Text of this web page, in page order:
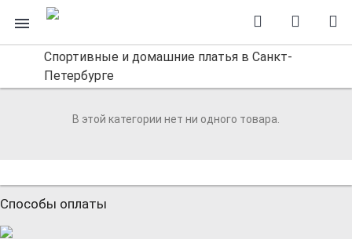
Спортивные и домашние платья в Санкт-
Петербурге
В этой категории нет ни одного товара.
Способы оплаты